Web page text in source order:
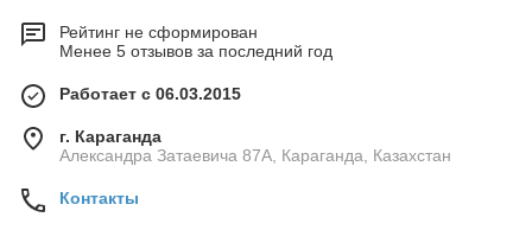
Рейтинг не сформирован
Менее 5 отзывов за последний год
Работает с 06.03.2015
г. Караганда
Александра Затаевича 87А, Караганда, Казахстан
Контакты